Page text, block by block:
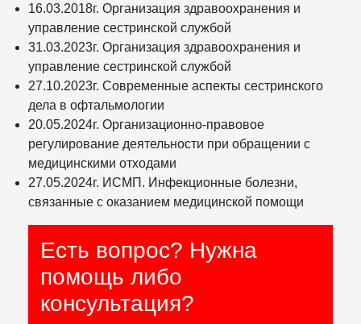
16.03.2018г. Организация здравоохранения и
управление сестринской службой
31.03.2023г. Организация здравоохранения и
управление сестринской службой
27.10.2023г. Современные аспекты сестринского
дела в офтальмологии
20.05.2024г. Организационно-правовое
регулирование деятельности при обращении с
медицинскими отходами
27.05.2024г. ИСМП. Инфекционные болезни,
связанные с оказанием медицинской помощи
Есть вопрос? Нужна
помощь либо
консультация?